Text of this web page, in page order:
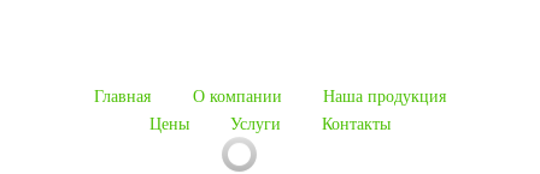
Главная О компании
Наша продукция
Цены
Услуги Контакты